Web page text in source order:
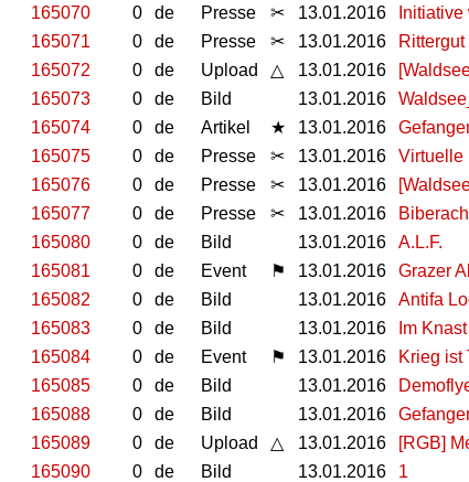
165070
0 de Presse ✂ 13.01.2016
165071
0 de Presse ✂ 13.01.2016
165072
0 de Upload △ 13.01.2016
165073
0 de Bild 13.01.2016
165074
0 de Artikel ★ 13.01.2016
165075
0 de Presse ✂ 13.01.2016
Virtuelle
165076
0 de Presse ✂ 13.01.2016
165077
0 de Presse ✂ 13.01.2016
165080
0 de Bild 13.01.2016
A.L.F.
165081
0 de Event ⚑ 13.01.2016
Grazer
165082
0 de Bild 13.01.2016
Antifa
165083
0 de Bild 13.01.2016
Im Knast
165084
0 de Event ⚑ 13.01.2016
Krieg ist
165085
0 de Bild 13.01.2016
165088
0 de Bild 13.01.2016
165089
0 de Upload △ 13.01.2016
[RGB]
165090
0 de Bild 13.01.2016
1